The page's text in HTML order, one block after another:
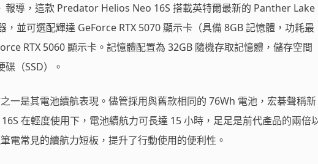
導，這款 Predator Helios Neo 16S 搭載英特爾最新的 Panther Lake
並可選配輝達 GeForce RTX 5070 顯示卡（具備 8GB 記憶體，功耗最
RTX 5060 顯示卡。記憶體配置為 32GB 隨機存取記憶體，儲存空間
（SSD）。
一是其電池續航表現。儘管採用與舊款相同的 76Wh 電池，宏碁聲稱新
在輕度使用下，電池續航力可長達 15 小時，足足是前代產品的兩倍
電常見的續航力短板，提升了行動使用的便利性。